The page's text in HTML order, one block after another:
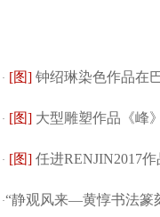
· [图] 钟绍琳染色作品在
浮宫·卡鲁塞尔...
· [图] 大型雕塑作品《峰
仪式在四川天府...
· [图] 任进RENJIN2017作
展“美的历程”暨19...
·“静观风来—黄惇书法篆